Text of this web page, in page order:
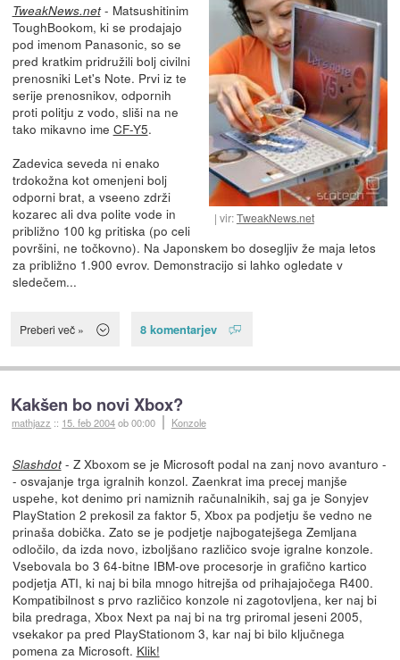
vir:TweakNews.net
TweakNews.net- Matsushitinim
ToughBookom, ki se prodajajo
pod imenom Panasonic, so se
pred kratkim pridružili bolj civilni
prenosniki Let's Note. Prvi iz te
serije prenosnikov, odpornih
proti politju z vodo, sliši na ne
tako mikavno ime CF-Y5.
Zadevica seveda ni enako
trdokožna kot omenjeni bolj
odporni brat, a vseeno zdrži
kozarec ali dva polite vode in
približno 100 kg pritiska (po celi
površini, ne točkovno). Na Japonskem bo dosegljiv že maja letos
za približno 1.900 evrov. Demonstracijo si lahko ogledate v
sledečem...
Preberi več » 8 komentarjev
Kakšen bo novi Xbox?
mathjazz :: 15. feb 2004ob 00:00 Konzole
Slashdot- Z Xboxom se je Microsoft podal na zanj novo avanturo -
- osvajanje trga igralnih konzol. Zaenkrat ima precej manjše
uspehe, kot denimo pri namiznih računalnikih, saj ga je Sonyjev
PlayStation 2 prekosil za faktor 5, Xbox pa podjetju še vedno ne
prinaša dobička. Zato se je podjetje najbogatejšega Zemljana
odločilo, da izda novo, izboljšano različico svoje igralne konzole.
Vsebovala bo 3 64-bitne IBM-ove procesorje in grafično kartico
podjetja ATI, ki naj bi bila mnogo hitrejša od prihajajočega R400.
Kompatibilnost s prvo različico konzole ni zagotovljena, ker naj bi
bila predraga, Xbox Next pa naj bi na trg priromal jeseni 2005,
vsekakor pa pred PlayStationom 3, kar naj bi bilo ključnega
pomena za Microsoft. Klik!